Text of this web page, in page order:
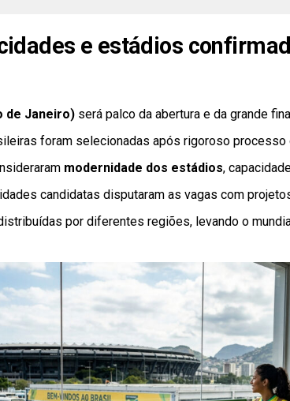
e estádios
de Janeiro) será palco da abertura e da grande
foram selecionadas após rigoroso processo
modernidade dos estádios,
candidatas disputaram as vagas com
por diferentes regiões, levando o